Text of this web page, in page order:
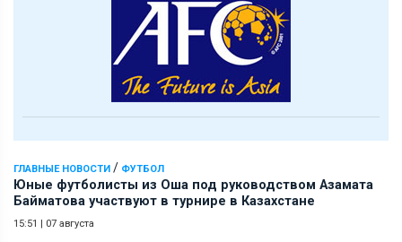
ГЛАВНЫЕ НОВОСТИ / ФУТБОЛ
Юные футболисты из Оша под руководством Азамата
Байматова участвуют в турнире в Казахстане
15:51 07 августа